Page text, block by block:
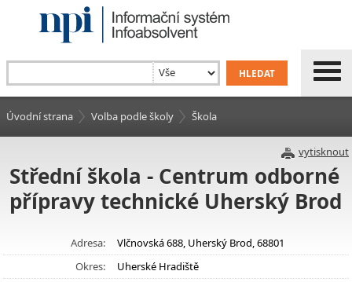
Úvodní strana Volba podle školy Škola
vytisknout
Střední škola - Centrum odborné
přípravy technické Uherský Brod
Adresa:
Vlčnovská 688, Uherský Brod, 68801
Okres:
Uherské Hradiště